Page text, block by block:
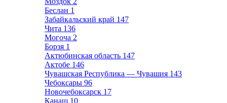
Беслан 1
Забайкальский край 147
Чита 136
Могоча 2
Борзя 1
Актюбинская область 147
Актобе 146
Чувашская Республика — Чувашия 143
Чебоксары 96
Новочебоксарск 17
Канаш 10